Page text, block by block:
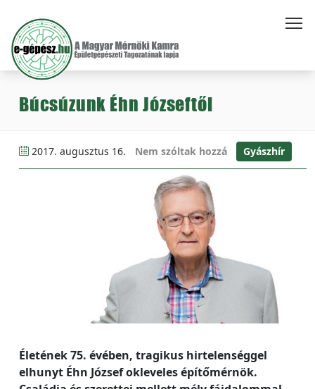
Búcsúzunk Éhn Józseftől
2017. augusztus 16. Nem szóltak hozzá Gyászhír
Életének 75. évében, tragikus hirtelenséggel
elhunyt Éhn József okleveles építőmérnök.